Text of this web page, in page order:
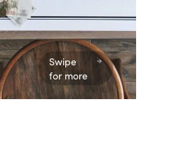
Swipe
for more